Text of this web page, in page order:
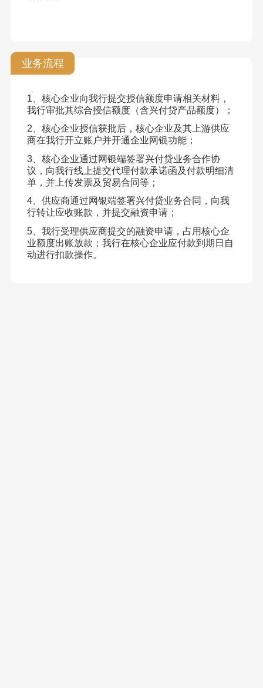
业务流程
1、核心企业向我行提交授信额度申请相关材料，
我行审批其综合授信额度（含兴付贷产品额度）；
2、核心企业授信获批后，核心企业及其上游供应
商在我行开立账户并开通企业网银功能；
3、核心企业通过网银端签署兴付贷业务合作协
议，向我行线上提交代理付款承诺函及付款明细清
单，并上传发票及贸易合同等；
4、供应商通过网银端签署兴付贷业务合同，向我
行转让应收账款，并提交融资申请；
5、我行受理供应商提交的融资申请，占用核心企
业额度出账放款；我行在核心企业应付款到期日自
动进行扣款操作。